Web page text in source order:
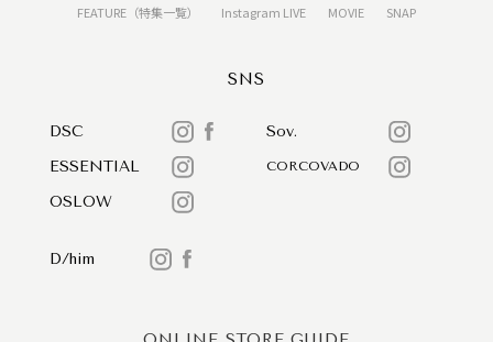
FEATURE（特集一覧）
Instagram LIVE MOVIE SNAP
SNS
DSC
Sov.
ESSENTIAL
CORCOVADO
OSLOW
D/him